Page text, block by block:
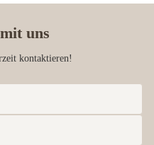
uns
kontaktieren!